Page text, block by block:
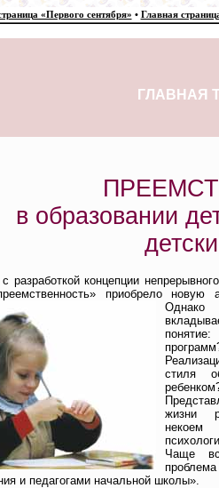
«Первого сентября» • Главная
ГЛАВНАЯ
в образовании
разработкой концепции
приобрело новую
стиля
жизни
некоем
Чаще
и педагогами начальной школы».